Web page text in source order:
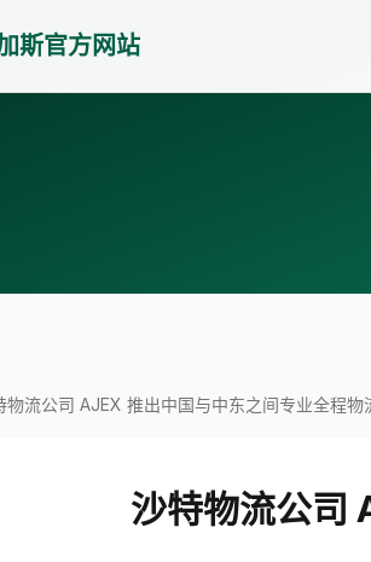
斯官方网站
物流公司 AJEX 推出中国与中东之间专业全程物
沙特物流公司